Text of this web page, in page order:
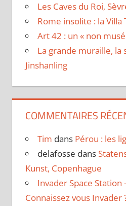
Les Caves du Roi,
Rome insolite : la Villa
Art 42 : un « non
La grande muraille, la
Jinshanling
COMMENTAIRES
Tim dans Pérou : les
delafosse dans
Kunst, Copenhague
Invader Space Station
Connaissez vous Invader